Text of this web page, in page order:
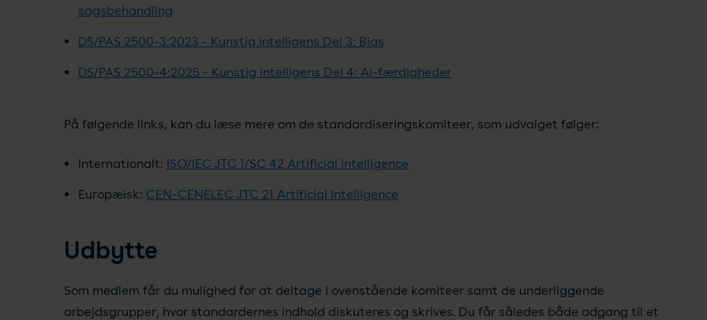
sagsbehandling
DS/PAS 2500-3:2023 - Kunstig intelligens Del 3: Bias
DS/PAS 2500-4:2025 - Kunstig intelligens Del 4: AI-færdigheder
På følgende links, kan du læse mere om de standardiseringskomiteer, som udvalget følger:
Internationalt: ISO/IEC JTC 1/SC 42 Artificial intelligence
Europæisk: CEN-CENELEC JTC 21 Artificial Intelligence
Udbytte
Som medlem får du mulighed for at deltage i ovenstående komiteer samt de underliggende
arbejdsgrupper, hvor standardernes indhold diskuteres og skrives. Du får således både adgang til et